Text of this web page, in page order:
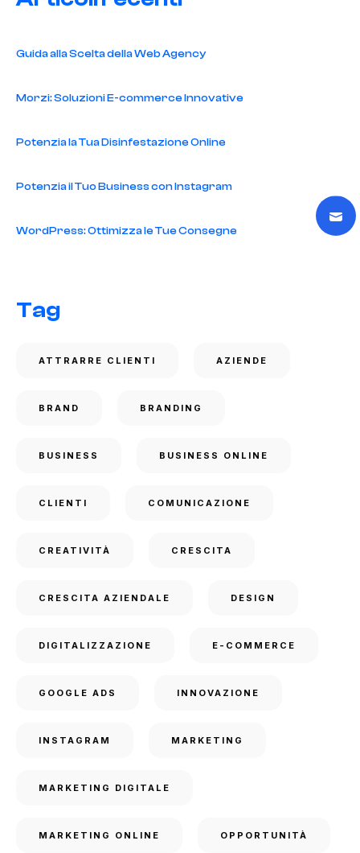
Guida alla Scelta della Web Agency
Morzi: Soluzioni E-commerce Innovative
Potenzia la Tua Disinfestazione Online
Potenzia il Tuo Business con Instagram
WordPress: Ottimizza le Tue Consegne
Tag
ATTRARRE CLIENTI AZIENDE
BRAND BRANDING
BUSINESS BUSINESS ONLINE
CLIENTI COMUNICAZIONE
CREATIVITÀ CRESCITA
CRESCITA AZIENDALE DESIGN
DIGITALIZZAZIONE E-COMMERCE
GOOGLE ADS INNOVAZIONE
INSTAGRAM MARKETING
MARKETING DIGITALE
MARKETING ONLINE OPPORTUNITÀ